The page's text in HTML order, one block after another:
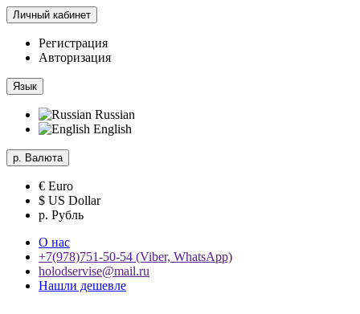
Личный кабинет
Регистрация
Авторизация
Язык
Russian
English
р. Валюта
€ Euro
$ US Dollar
р. Рубль
О нас
+7(978)751-50-54 (Viber, WhatsApp)
holodservise@mail.ru
Нашли дешевле